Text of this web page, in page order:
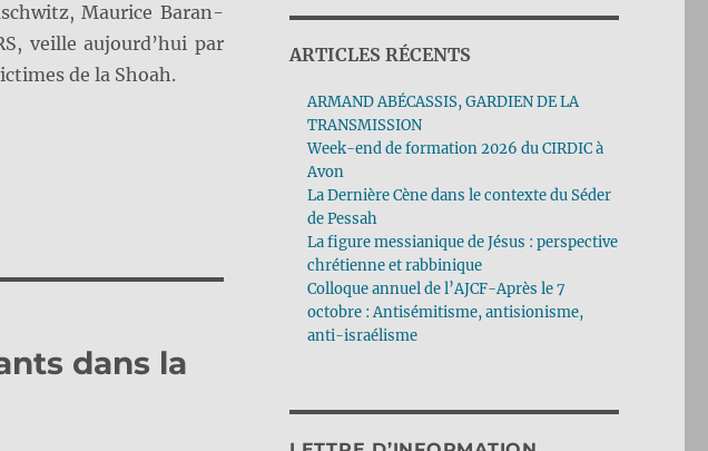
Maurice Baran-
veille aujourd’hui par
de la Shoah.
dans la
ARTICLES RÉCENTS
ARMAND ABÉCASSIS, GARDIEN DE LA
TRANSMISSION
Week-end de formation 2026 du CIRDIC à
Avon
La Dernière Cène dans le contexte du Séder
de Pessah
La figure messianique de Jésus : perspective
chrétienne et rabbinique
Colloque annuel de l’AJCF-Après le 7
octobre : Antisémitisme, antisionisme,
anti-israélisme